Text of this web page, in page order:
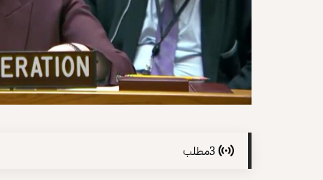
3مطلب